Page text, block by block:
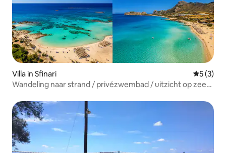
Villa in Sfinari
5 (3)
Wandeling naar strand / privézwembad / uitzicht op zee